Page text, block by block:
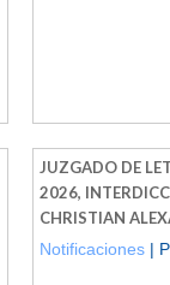
JUZGADO DE
2026,
CHRISTIAN
Notificaciones |